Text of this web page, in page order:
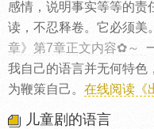
感情，说明事实等等的责
读，不忍释卷。它必须美
章》第7章正文内容✿～
我自己的语言并无何特色
为鞭策自己。 在线阅读《
儿童剧的语言